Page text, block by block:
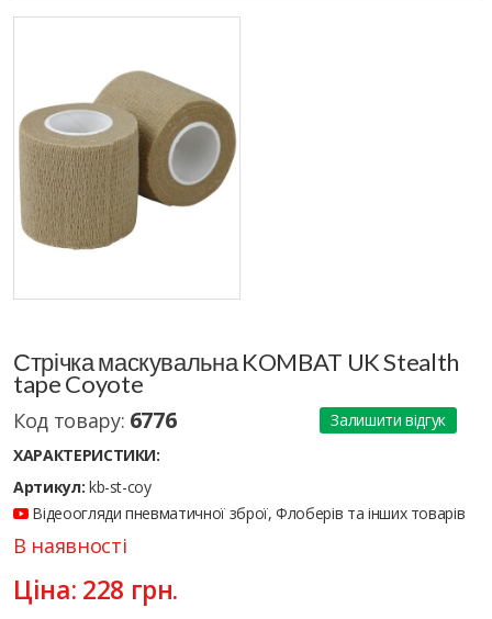
Стрічка маскувальна KOMBAT UK Stealth
tape Coyote
Код товару: 6776
Залишити відгук
ХАРАКТЕРИСТИКИ:
Артикул: kb-st-coy
Відеоогляди пневматичної зброї, Флоберів та інших товарів
В наявності
Ціна: 228 грн.